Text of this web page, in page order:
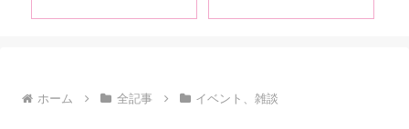
ホーム 全記事 イベント、雑談